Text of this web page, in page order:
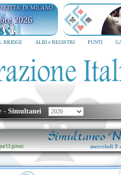
CITTA' DI MILANO
2026
BRIDGE ALBI e REGISTRI PUNTI
- Simultanei
Simultaneo
/13 gironi mercoledì 8